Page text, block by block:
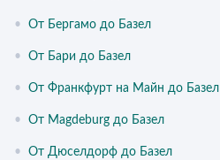
• От Бергамо до Базел
• От Бари до Базел
• От Франкфурт на Майн до Базел
• От Magdeburg до Базел
• От Дюселдорф до Базел